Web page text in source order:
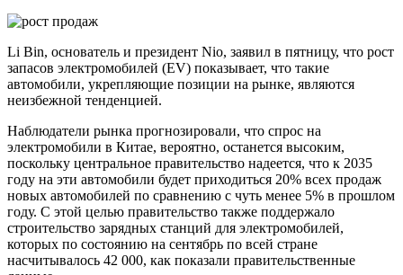
Li Bin, основатель и президент Nio, заявил в пятницу, что рост
запасов электромобилей (EV) показывает, что такие
автомобили, укрепляющие позиции на рынке, являются
неизбежной тенденцией.
Наблюдатели рынка прогнозировали, что спрос на
электромобили в Китае, вероятно, останется высоким,
поскольку центральное правительство надеется, что к 2035
году на эти автомобили будет приходиться 20% всех продаж
новых автомобилей по сравнению с чуть менее 5% в прошлом
году. С этой целью правительство также поддержало
строительство зарядных станций для электромобилей,
которых по состоянию на сентябрь по всей стране
насчитывалось 42 000, как показали правительственные